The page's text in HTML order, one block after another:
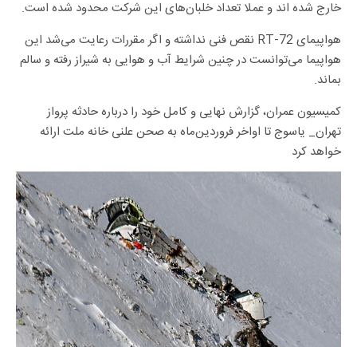
خارج شده اند و عملا تعداد خلبان‌های این شرکت محدود شده است.
هواپیمای RT-72 نقص فنی نداشته و اگر مقررات رعایت می‌شد این
هواپیما می‌توانست در چنین شرایط آب و هوایی به شیراز رفته و سالم
بماند.
کمیسیون عمران، گزارش نهایی و کامل خود را درباره حادثه پرواز
تهران_ یاسوج تا اواخر فروردین‌ماه به صحن علنی خانه ملت ارائه
خواهد کرد